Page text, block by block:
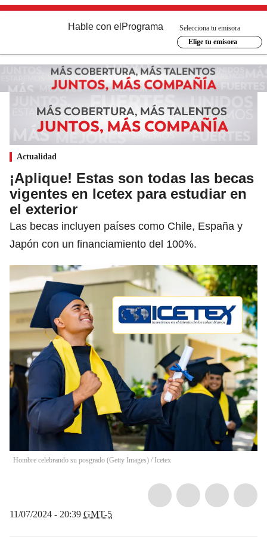
Hable con el Programa
Selecciona tu emisora
Elige tu emisora
Actualidad
¡Aplique! Estas son todas las becas
vigentes en Icetex para estudiar en
el exterior
Las becas incluyen países como Chile, España y
Japón con un financiamiento del 100%.
Hombre celebrando su posgrado (Getty Images) / Icetex
11/07/2024 - 20:39 GMT-5